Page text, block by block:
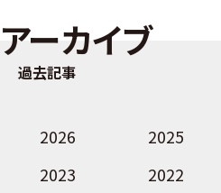
アーカイブ
過去記事
2026 2025
2023
2022